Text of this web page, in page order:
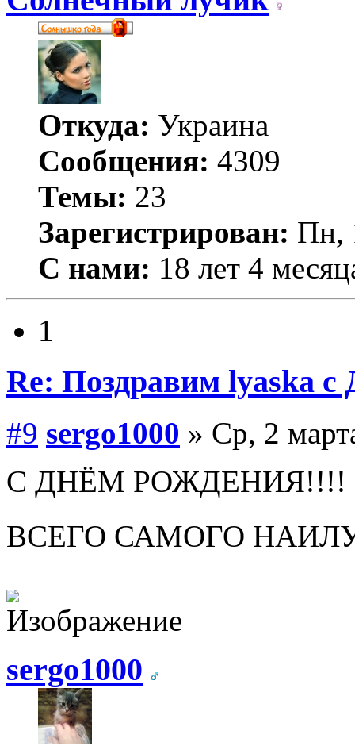
Откуда: Украина
Сообщения: 4309
Темы: 23
Зарегистрирован: Пн,
С нами: 18 лет 4
1
Re: Поздравим lyaska с
#9 sergo1000 » Ср, 2
С ДНЁМ РОЖДЕНИЯ!!!!
ВСЕГО САМОГО
sergo1000